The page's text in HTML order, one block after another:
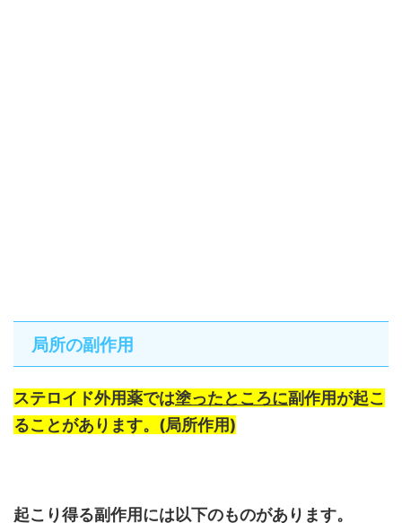
局所の副作用
ステロイド外用薬では塗ったところに副作用が起こ
ることがあります。(局所作用)
起こり得る副作用には以下のものがあります。